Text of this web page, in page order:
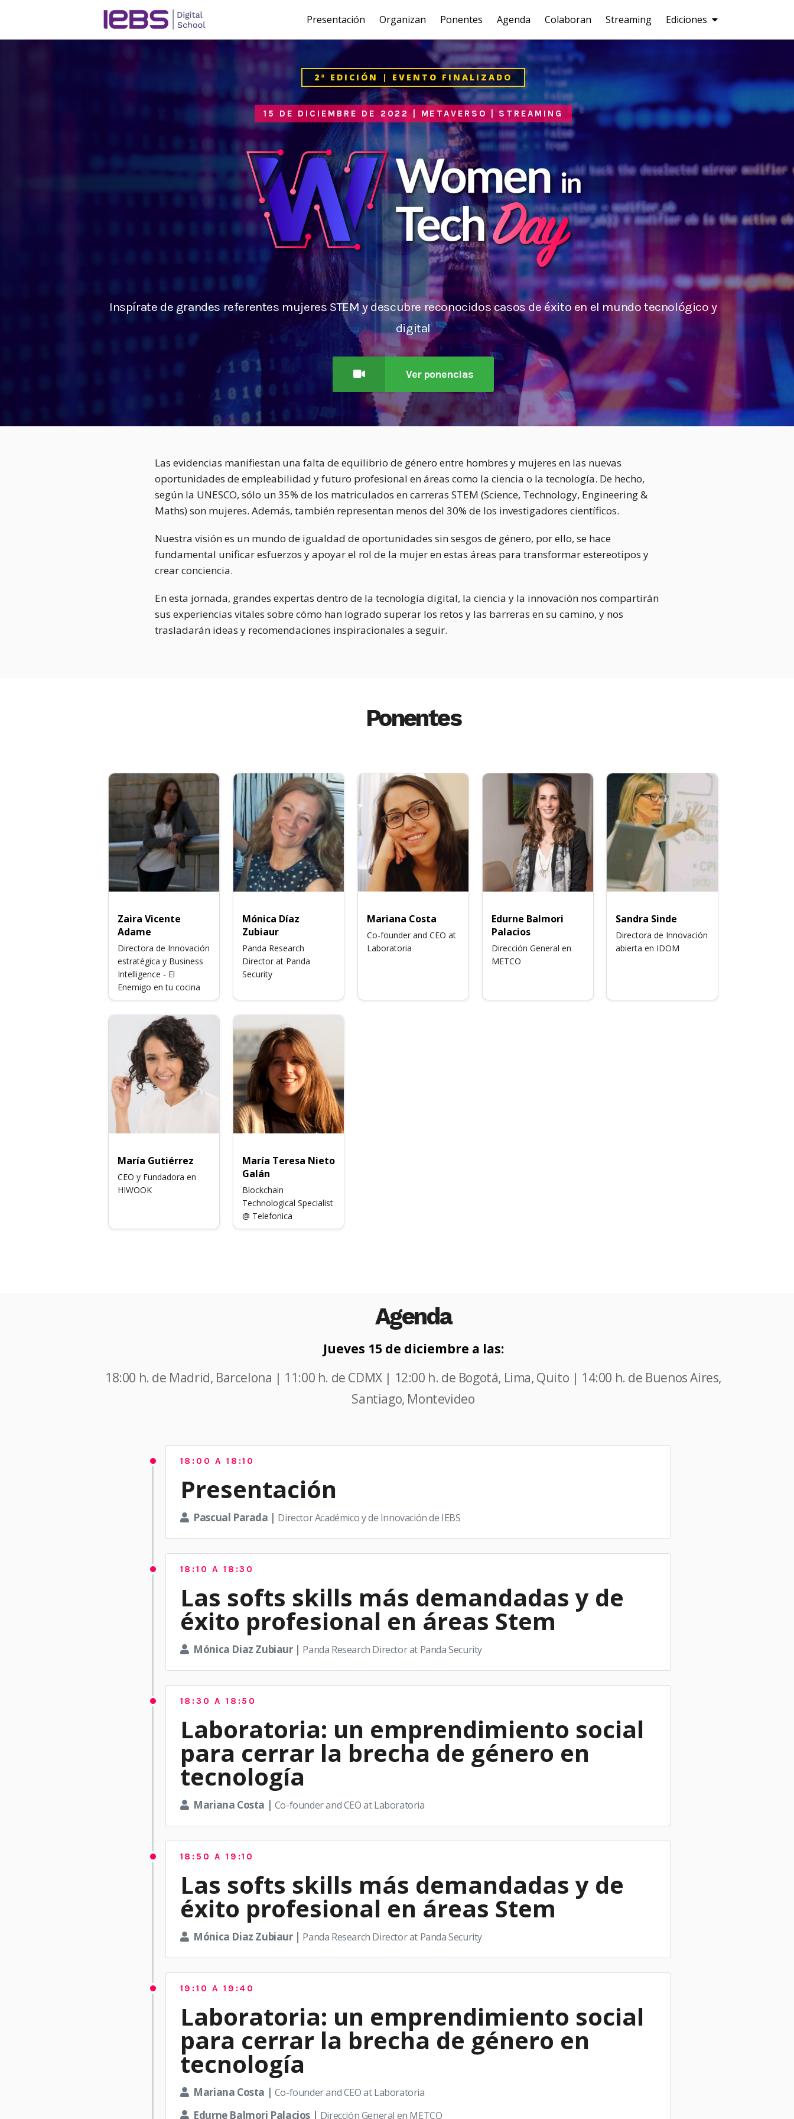
Presentación Organizan Ponentes Agenda Colaboran Streaming Ediciones
2ª EDICIÓN | EVENTO FINALIZADO
15 DE DICIEMBRE DE 2022 | METAVERSO | STREAMING
Inspírate de grandes referentes mujeres STEM y descubre reconocidos casos de éxito en el mundo tecnológico y
digital
Ver ponencias
Las evidencias manifiestan una falta de equilibrio de género entre hombres y mujeres en las nuevas
oportunidades de empleabilidad y futuro profesional en áreas como la ciencia o la tecnología. De hecho,
según la UNESCO, sólo un 35% de los matriculados en carreras STEM (Science, Technology, Engineering &
Maths) son mujeres. Además, también representan menos del 30% de los investigadores científicos.
Nuestra visión es un mundo de igualdad de oportunidades sin sesgos de género, por ello, se hace
fundamental unificar esfuerzos y apoyar el rol de la mujer en estas áreas para transformar estereotipos y
crear conciencia.
En esta jornada, grandes expertas dentro de la tecnología digital, la ciencia y la innovación nos compartirán
sus experiencias vitales sobre cómo han logrado superar los retos y las barreras en su camino, y nos
trasladarán ideas y recomendaciones inspiracionales a seguir.
Ponentes
Zaira Vicente
Adame
Directora de Innovación
estratégica y Business
Intelligence - El
Enemigo en tu cocina
Mónica Díaz
Zubiaur
Panda Research
Director at Panda
Security
Mariana Costa
Co-founder and CEO at
Laboratoria
Edurne Balmori
Palacios
Dirección General en
METCO
Sandra Sinde
Directora de Innovación
abierta en IDOM
María Gutiérrez
CEO y Fundadora en
HIWOOK
María Teresa Nieto
Galán
Blockchain
Technological Specialist
@ Telefonica
Agenda
Jueves 15 de diciembre a las:
18:00 h. de Madrid, Barcelona | 11:00 h. de CDMX | 12:00 h. de Bogotá, Lima, Quito | 14:00 h. de Buenos Aires,
Santiago, Montevideo
18:00 A 18:10
Presentación
Pascual Parada | Director Académico y de Innovación de IEBS
18:10 A 18:30
Las softs skills más demandadas y de
éxito profesional en áreas Stem
Mónica Diaz Zubiaur | Panda Research Director at Panda Security
18:30 A 18:50
Laboratoria: un emprendimiento social
para cerrar la brecha de género en
tecnología
Mariana Costa | Co-founder and CEO at Laboratoria
18:50 A 19:10
Las softs skills más demandadas y de
éxito profesional en áreas Stem
Mónica Diaz Zubiaur | Panda Research Director at Panda Security
19:10 A 19:40
Laboratoria: un emprendimiento social
para cerrar la brecha de género en
tecnología
Mariana Costa | Co-founder and CEO at Laboratoria
Edurne Balmori Palacios | Dirección General en METCO